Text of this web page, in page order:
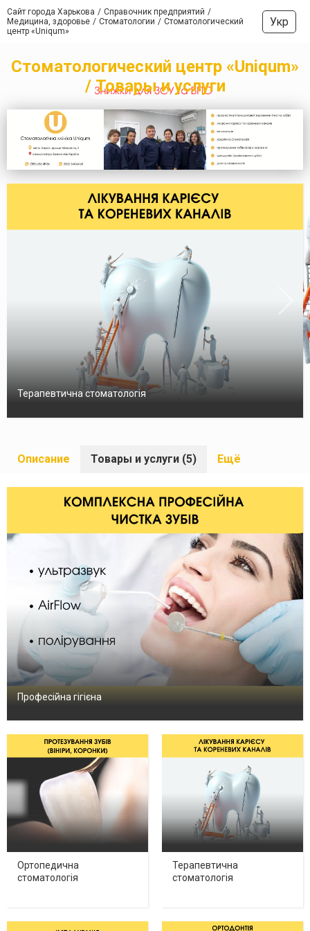
Сайт города Харькова
Справочник предприятий
Медицина, здоровье
Стоматологии
Стоматологический
центр «Uniqum»
Укр
Стоматологический центр «Uniqum»
/ Товары и услуги
Терапевтична стоматологія
Описание Товары и услуги (5) Ещё
Професійна гігієна
Ортопедична
стоматологія
Терапевтична
стоматологія